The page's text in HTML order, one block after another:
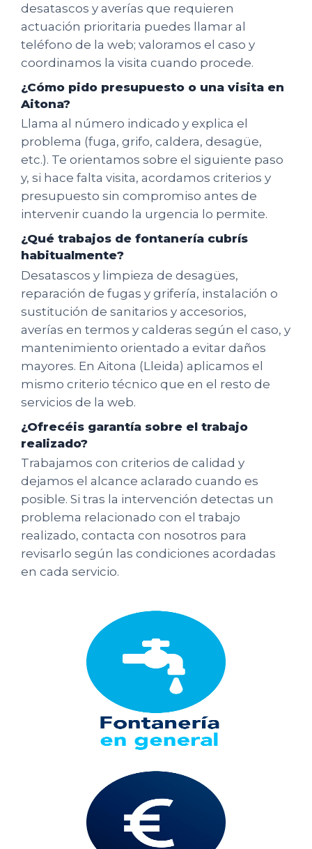
desatascos y averías que requieren
actuación prioritaria puedes llamar al
teléfono de la web; valoramos el caso y
coordinamos la visita cuando procede.
¿Cómo pido presupuesto o una visita en
Aitona?
Llama al número indicado y explica el
problema (fuga, grifo, caldera, desagüe,
etc.). Te orientamos sobre el siguiente paso
y, si hace falta visita, acordamos criterios y
presupuesto sin compromiso antes de
intervenir cuando la urgencia lo permite.
¿Qué trabajos de fontanería cubrís
habitualmente?
Desatascos y limpieza de desagües,
reparación de fugas y grifería, instalación o
sustitución de sanitarios y accesorios,
averías en termos y calderas según el caso, y
mantenimiento orientado a evitar daños
mayores. En Aitona (Lleida) aplicamos el
mismo criterio técnico que en el resto de
servicios de la web.
¿Ofrecéis garantía sobre el trabajo
realizado?
Trabajamos con criterios de calidad y
dejamos el alcance aclarado cuando es
posible. Si tras la intervención detectas un
problema relacionado con el trabajo
realizado, contacta con nosotros para
revisarlo según las condiciones acordadas
en cada servicio.